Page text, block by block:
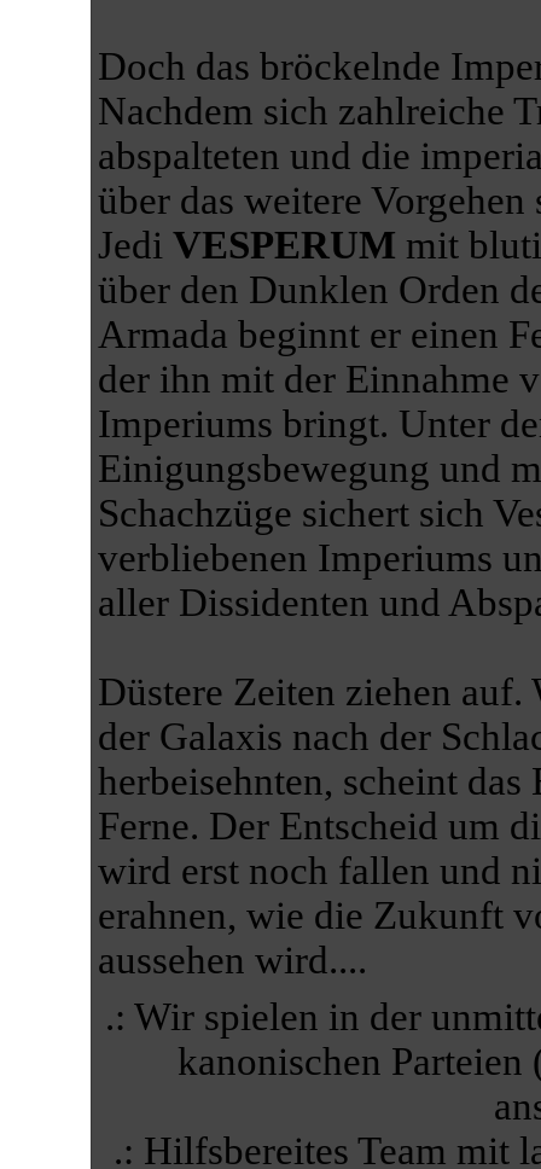
Doch das bröckelnde
Nachdem sich zahlreiche
abspalteten und die
über das weitere
Jedi VESPERUM mit
über den Dunklen Orden
Armada beginnt er einen
der ihn mit der Einnahme
Imperiums bringt. Unter
Einigungsbewegung und
Schachzüge sichert sich
verbliebenen Imperiums
aller Dissidenten und
Düstere Zeiten ziehen
der Galaxis nach der
herbeisehnten, scheint
Ferne. Der Entscheid um
wird erst noch fallen und
erahnen, wie die Zukunft
aussehen wird....
.: Wir spielen in der
kanonischen
.: Hilfsbereites Team mit